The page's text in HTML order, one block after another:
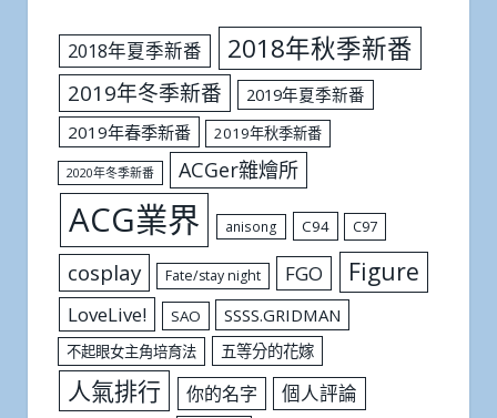
2018年夏季新番 2018年秋季新番
2019年冬季新番
2019年夏季新番
2019年春季新番
2019年秋季新番
2020年冬季新番 ACGer雜燴所
ACG業界 anisong C94 C97
cosplay Fate/stay night FGO Figure
LoveLive! SAO SSSS.GRIDMAN
不起眼女主角培育法 五等分的花嫁
人氣排行 你的名字 個人評論